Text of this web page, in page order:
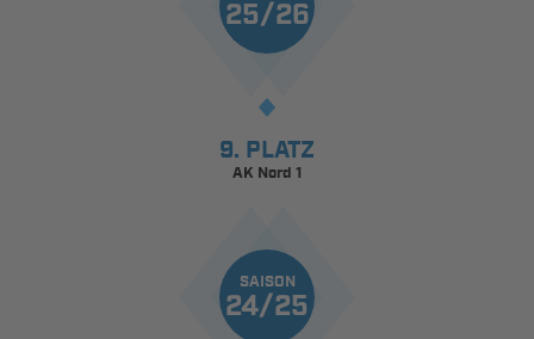
25/26
9. PLATZ
AK Nord 1
SAISON
24/25